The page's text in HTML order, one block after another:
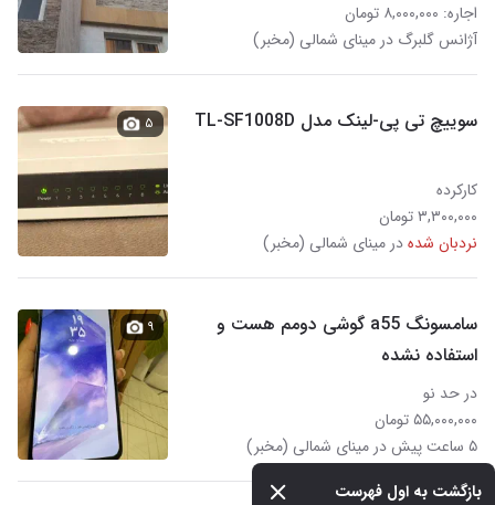
بازگشت به اول فهرست
اجاره: ۸,۰۰۰,۰۰۰ تومان
آژانس گلبرگ در مینای شمالی (مخبر)
سوییچ تی پی-لینک مدل TL-SF1008D
کارکرده
۳,۳۰۰,۰۰۰ تومان
نردبان شدهدر مینای شمالی (مخبر)
۵
سامسونگ a55 گوشی دومم هست و
استفاده نشده
در حد نو
۵۵,۰۰۰,۰۰۰ تومان
۵ ساعت پیش در مینای شمالی (مخبر)
۹